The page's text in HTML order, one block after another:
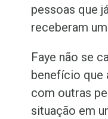
pessoas que
receberam
Faye não se
benefício que
com outras
situação em